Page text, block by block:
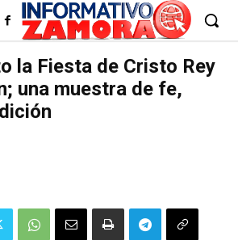
la Fiesta de Cristo Rey
una muestra de fe,